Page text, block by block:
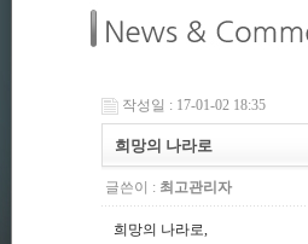
작성일 : 17-01-02 18:35
희망의 나라로
글쓴이 : 최고관리자
희망의 나라로,